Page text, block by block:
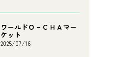
ワールドＯ－ＣＨＡマー
ケット
2025/07/16